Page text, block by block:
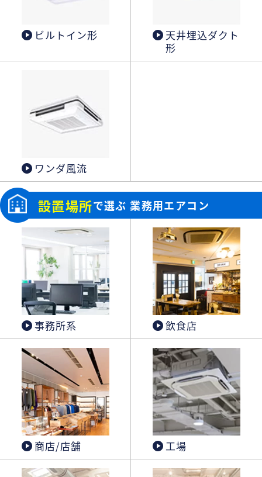
ビルトイン形
天井埋込ダクト
形
ワンダ風流
設置場所で選ぶ 業務用エアコン
事務所系 飲食店
商店/店舗 工場